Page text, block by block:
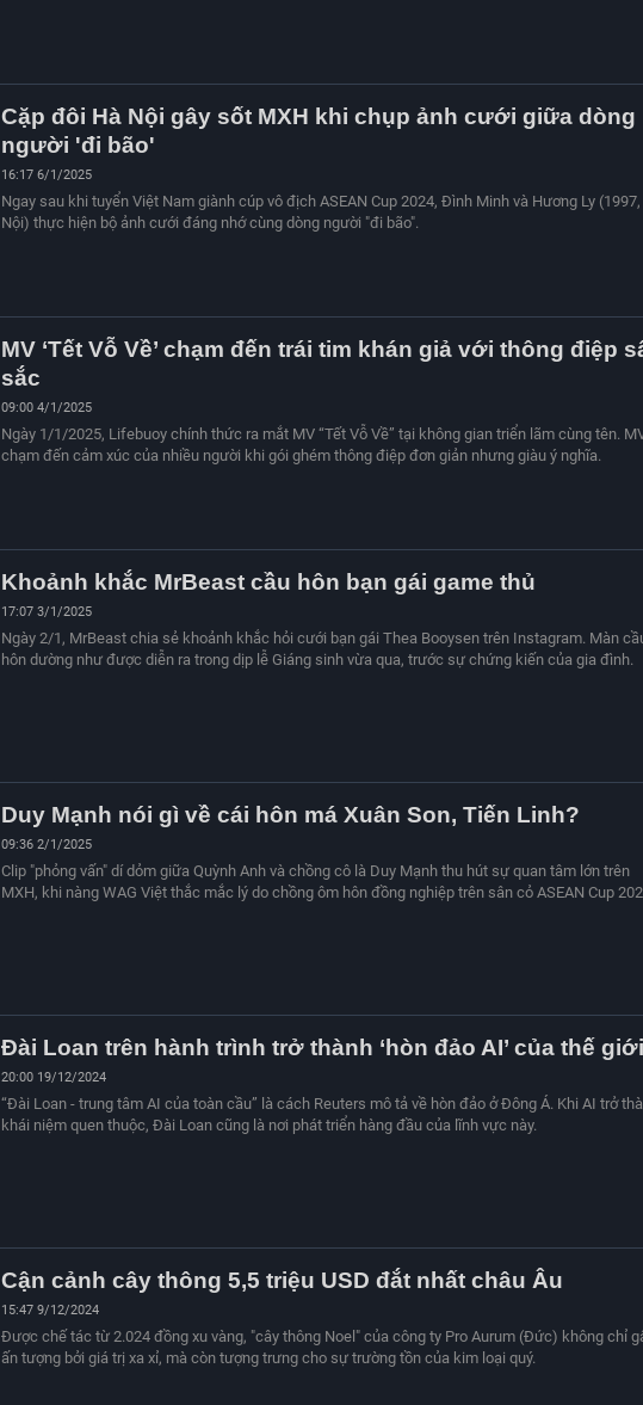
Cặp đôi Hà Nội gây sốt MXH khi chụp ảnh cưới giữa dòng
người 'đi bão'
16:17 6/1/2025
Ngay sau khi tuyển Việt Nam giành cúp vô địch ASEAN Cup 2024, Đình Minh và Hương Ly
Nội) thực hiện bộ ảnh cưới đáng nhớ cùng dòng người "đi bão".
MV ‘Tết Vỗ Về’ chạm đến trái tim khán giả với thông điệp
sắc
09:00 4/1/2025
Ngày 1/1/2025, Lifebuoy chính thức ra mắt MV “Tết Vỗ Về” tại không gian triển lãm cùng tên.
chạm đến cảm xúc của nhiều người khi gói ghém thông điệp đơn giản nhưng giàu ý nghĩa.
Khoảnh khắc MrBeast cầu hôn bạn gái game thủ
17:07 3/1/2025
Ngày 2/1, MrBeast chia sẻ khoảnh khắc hỏi cưới bạn gái Thea Booysen trên Instagram. Màn
hôn dường như được diễn ra trong dịp lễ Giáng sinh vừa qua, trước sự chứng kiến của gia đình.
Duy Mạnh nói gì về cái hôn má Xuân Son, Tiến Linh?
09:36 2/1/2025
Clip "phỏng vấn" dí dỏm giữa Quỳnh Anh và chồng cô là Duy Mạnh thu hút sự quan tâm lớn trên
MXH, khi nàng WAG Việt thắc mắc lý do chồng ôm hôn đồng nghiệp trên sân cỏ ASEAN Cup
Đài Loan trên hành trình trở thành ‘hòn đảo AI’ của thế giới
20:00 19/12/2024
“Đài Loan - trung tâm AI của toàn cầu” là cách Reuters mô tả về hòn đảo ở Đông Á. Khi AI trở
khái niệm quen thuộc, Đài Loan cũng là nơi phát triển hàng đầu của lĩnh vực này.
Cận cảnh cây thông 5,5 triệu USD đắt nhất châu Âu
15:47 9/12/2024
Được chế tác từ 2.024 đồng xu vàng, "cây thông Noel" của công ty Pro Aurum (Đức) không chỉ
ấn tượng bởi giá trị xa xỉ, mà còn tượng trưng cho sự trường tồn của kim loại quý.